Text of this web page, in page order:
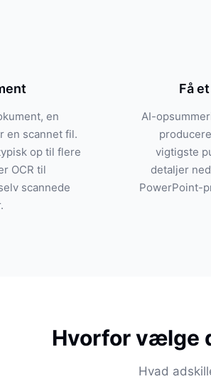
en
en scannet fil.
op til flere
OCR til
scannede
Få
AI-
vigtigste
detaljer
PowerPoint-
Hvorfor vælge
Hvad